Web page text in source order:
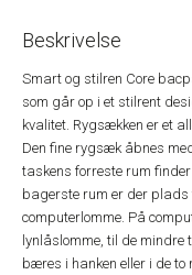
Beskrivelse
Smart og stilren Core
som går op i et stilrent
kvalitet. Rygsækken er et
Den fine rygsæk åbnes
taskens forreste rum
bagerste rum er der plads
computerlomme. På
lynlåslomme, til de mindre
bæres i hanken eller i de